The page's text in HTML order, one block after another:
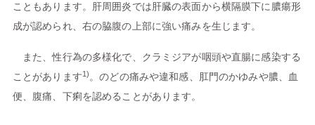
こともあります。肝周囲炎では肝臓の表面から横隔膜下に膿瘍形
成が認められ、右の脇腹の上部に強い痛みを生じます。
また、性行為の多様化で、クラミジアが咽頭や直腸に感染する
ことがあります1) 。のどの痛みや違和感、肛門のかゆみや膿、血
便、腹痛、下痢を認めることがあります。